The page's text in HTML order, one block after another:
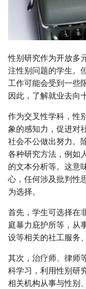
性别研究作为开放多
注性别问题的学生。
工作可能会受到一些
因此，了解就业去向
作为交叉性学科，性
象的感知力，促进对
社会不公做出努力。
各种研究方法，例如
的文本分析等。这意
心，任何涉及批判性
为选择。
首先，学生可选择在
庭暴力庇护所等，从
设等相关的社工服务
其次，治疗师、律师
科学习，利用性别研
相关机构从事与性别